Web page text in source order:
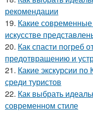
рекомендации
19. Какие современные
искусстве
20. Как спасти погреб
предотвращению и
21. Какие экскурсии
среди туристов
22. Как выбрать
современном стиле